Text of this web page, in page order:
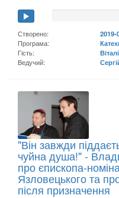
Створено:
2019-
Програма:
Гість:
Ведучий:
"Він завжди
чуйна душа!" -
про єпископа-
Язловецького та
після призначення